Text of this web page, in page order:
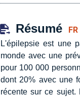
Résumé FR
L'épilepsie est une
monde avec une
pour 100 000
dont 20% avec une
récente sur ce sujet.